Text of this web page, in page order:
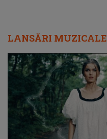
LANSĂRI MUZICALE